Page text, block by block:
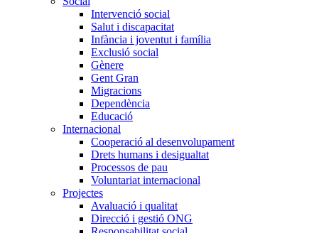
Intervenció social
Salut i discapacitat
Infància i joventut i família
Exclusió social
Gènere
Gent Gran
Migracions
Dependència
Educació
Internacional
Cooperació al desenvolupament
Drets humans i desigualtat
Processos de pau
Voluntariat internacional
Projectes
Avaluació i qualitat
Direcció i gestió ONG